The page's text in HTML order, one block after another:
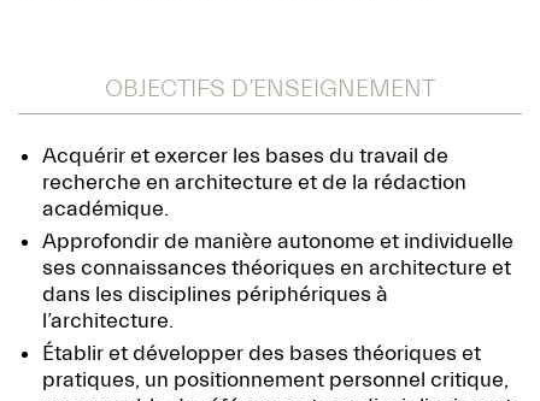
OBJECTIFS D’ENSEIGNEMENT
Acquérir et exercer les bases du travail de
recherche en architecture et de la rédaction
académique.
Approfondir de manière autonome et individuelle
ses connaissances théoriques en architecture et
dans les disciplines périphériques à
l’architecture.
Établir et développer des bases théoriques et
pratiques, un positionnement personnel critique,